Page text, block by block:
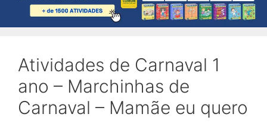
Atividades de Carnaval 1
ano – Marchinhas de
Carnaval – Mamãe eu quero